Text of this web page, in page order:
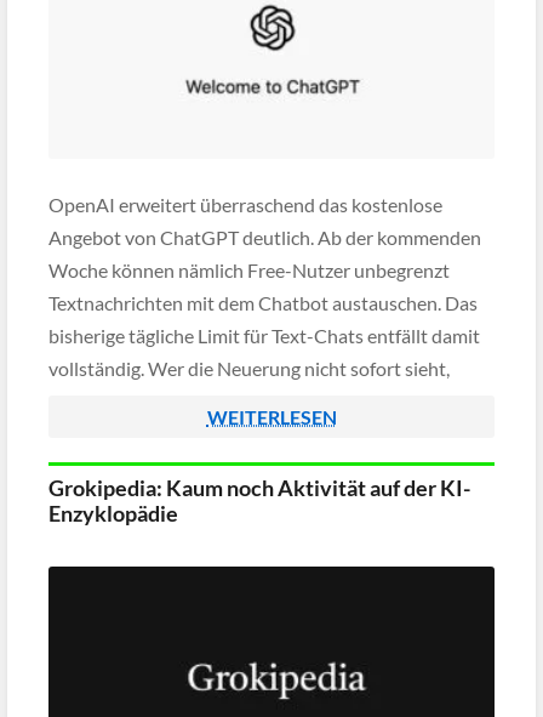
OpenAI erweitert überraschend das kostenlose
Angebot von ChatGPT deutlich. Ab der kommenden
Woche können nämlich Free-Nutzer unbegrenzt
Textnachrichten mit dem Chatbot austauschen. Das
bisherige tägliche Limit für Text-Chats entfällt damit
vollständig. Wer die Neuerung nicht sofort sieht,
Freischaltung erfolgt schrittweise und kann einige
Tage in Anspruch nehmen.
WEITERLESEN
Grokipedia: Kaum noch Aktivität auf der KI-
Enzyklopädie